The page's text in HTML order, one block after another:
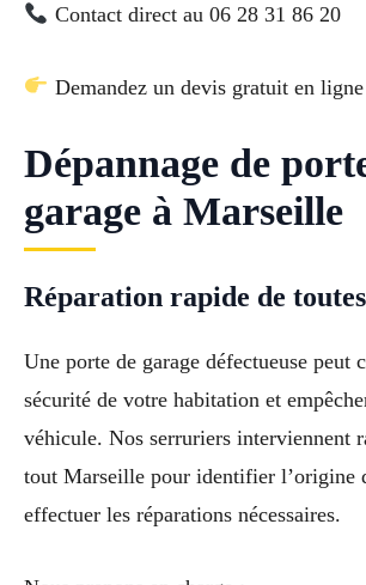
Contact direct au 06 28 31 86 20
Demandez un devis gratuit en ligne
Dépannage de
garage à Marseille
Réparation rapide de
Une porte de garage défectueuse peut
sécurité de votre habitation et
véhicule. Nos serruriers interviennent
tout Marseille pour identifier l’origine
effectuer les réparations nécessaires.